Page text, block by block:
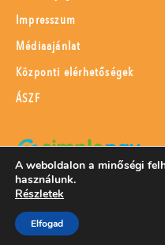
Impresszum
Médiaajánlat
Központi elérhetőségek
ÁSZF
SimplePay adattovábbítási
A weboldalon a minőségi
használunk.
Részletek
Elfogad